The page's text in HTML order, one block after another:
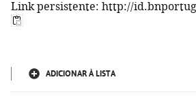
Link persistente: http://
ADICIONAR À LISTA